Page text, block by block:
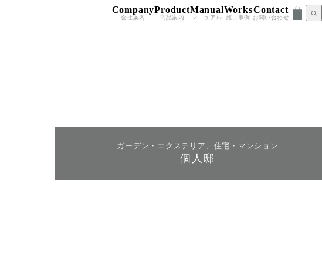
Company
会社案内
Product
商品案内
Manual
マニュアル
Works
施工事例
Contact
お問い合わせ
ガーデン・エクステリア、住宅・マンション
個人邸